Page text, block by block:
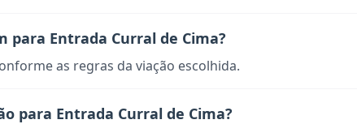
para Entrada Curral de Cima?
as regras da viação escolhida.
para Entrada Curral de Cima?